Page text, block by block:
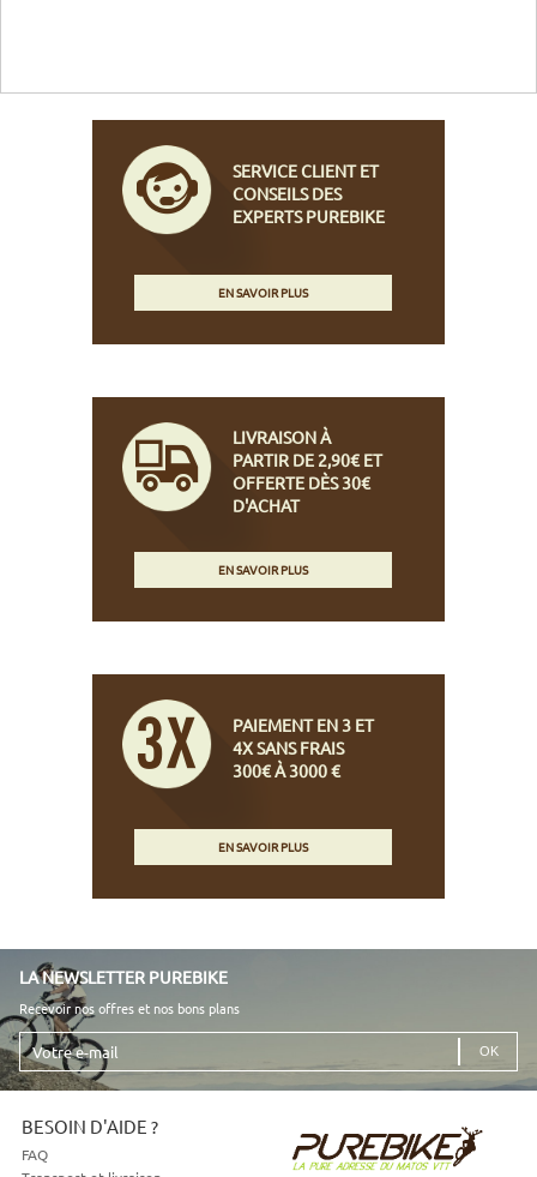
SERVICE CLIENT ET
CONSEILS DES
EXPERTS PUREBIKE
EN SAVOIR PLUS
LIVRAISON À
PARTIR DE 2,90€ ET
OFFERTE DÈS 30€
D'ACHAT
EN SAVOIR PLUS
PAIEMENT EN 3 ET
4X SANS FRAIS
300€ À 3000 €
EN SAVOIR PLUS
LA NEWSLETTER PUREBIKE
Recevoir nos offres et nos bons plans
Votre
e-
mail
BESOIN D'AIDE ?
FAQ